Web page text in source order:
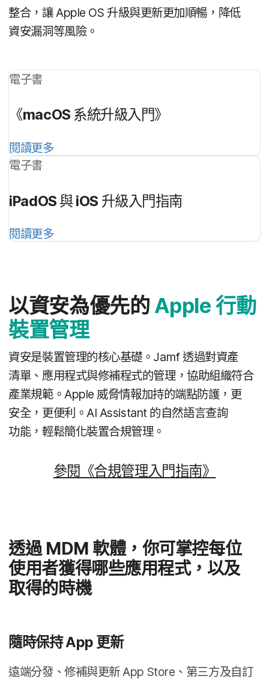
整合，​讓Apple OS 升級​與​更新​更​加順暢，​降低​
資安漏洞​等​風險。
電子書
《macOS 系統​升​級​入門​》
閱讀​更多
電子書
iPadOS 與iOS 升​級​入門​指南
閱讀​更多
以​資安​為​優先​的 Apple行動​
裝置​管理
資安​是​裝置​管理​的​核心​基礎。 Jamf透過​對​資產​
清單、​應用​程式​與​修補​程式​的​管理，​協助​組織​符合​
產業​規範。Apple 威​脅情報​加持​的​端點​防護，​更​
安全，​更​便利。AI Assistant 的​自然​語​言​查詢​
功能，​輕鬆​簡化​裝置​合規​管理。
參閱​《合規​管理​入門​指南》
透過MDM 軟體，​你​可​掌控​每​位​
使用​者​獲得​哪些​應​用​程式，​以及​
取得​的​時機
隨時​保持App 更​新
遠​端​分發、​修補​與​更​新App Store 、​第三方​及​自訂​